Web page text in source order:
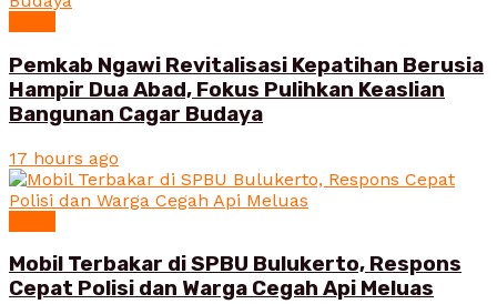
Pemkab Ngawi Revitalisasi Kepatihan Berusia
Hampir Dua Abad, Fokus Pulihkan Keaslian
Bangunan Cagar Budaya
17 hours ago
Mobil Terbakar di SPBU Bulukerto, Respons
Cepat Polisi dan Warga Cegah Api Meluas